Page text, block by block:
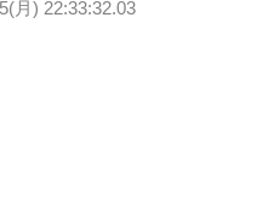
月) 22:33:32.03